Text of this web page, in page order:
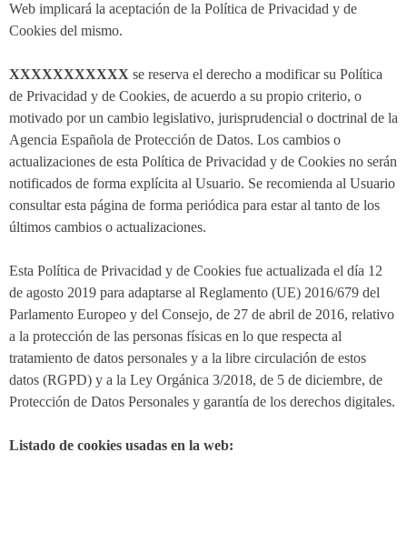
Web implicará la aceptación de la Política de Privacidad y de
Cookies del mismo.
XXXXXXXXXXX se reserva el derecho a modificar su Política
de Privacidad y de Cookies, de acuerdo a su propio criterio, o
motivado por un cambio legislativo, jurisprudencial o doctrinal de la
Agencia Española de Protección de Datos. Los cambios o
actualizaciones de esta Política de Privacidad y de Cookies no serán
notificados de forma explícita al Usuario. Se recomienda al Usuario
consultar esta página de forma periódica para estar al tanto de los
últimos cambios o actualizaciones.
Esta Política de Privacidad y de Cookies fue actualizada el día 12
de agosto 2019 para adaptarse al Reglamento (UE) 2016/679 del
Parlamento Europeo y del Consejo, de 27 de abril de 2016, relativo
a la protección de las personas físicas en lo que respecta al
tratamiento de datos personales y a la libre circulación de estos
datos (RGPD) y a la Ley Orgánica 3/2018, de 5 de diciembre, de
Protección de Datos Personales y garantía de los derechos digitales.
Listado de cookies usadas en la web: